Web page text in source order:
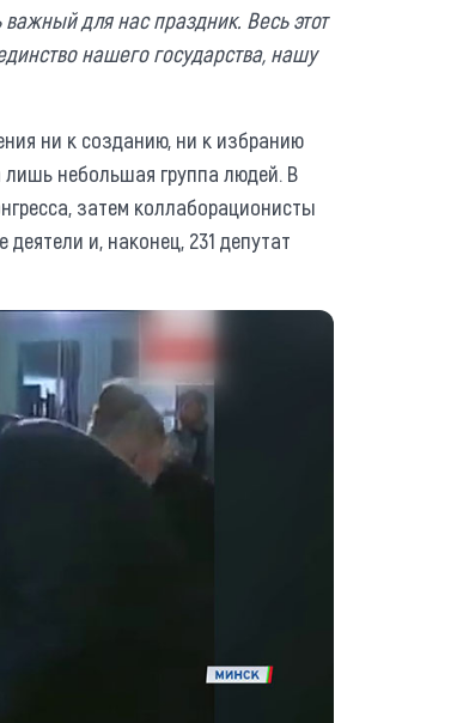
важный для нас праздник. Весь этот
нашего государства, нашу
ни к созданию, ни к избранию
небольшая группа людей. В
затем коллаборационисты
и, наконец, 231 депутат